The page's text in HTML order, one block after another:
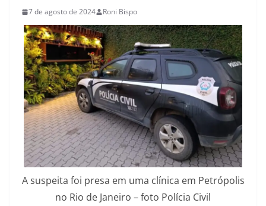
7 de agosto de 2024 Roni Bispo
A suspeita foi presa em uma clínica em Petrópolis
no Rio de Janeiro – foto Polícia Civil